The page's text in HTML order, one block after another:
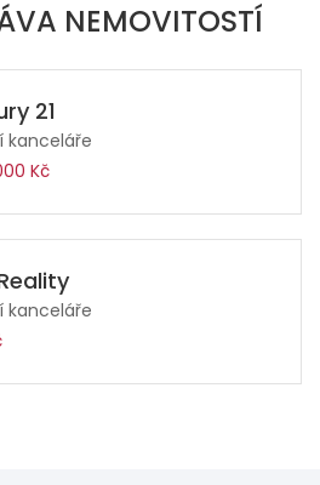
NEMOVITOSTÍ
21
kanceláře
Kč
kanceláře